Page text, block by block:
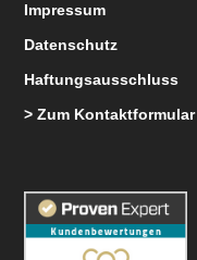
Impressum
Datenschutz
Haftungsausschluss
> Zum Kontaktformular